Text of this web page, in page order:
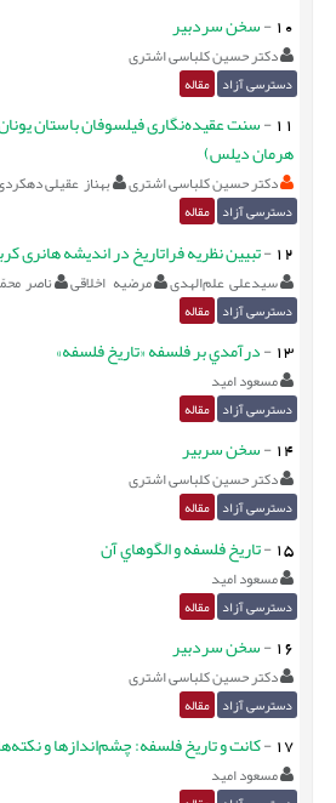
10
-سخن سردبیر
دکتر حسین کلباسی اشتری
دسترسی آزاد مقاله
11
-سنت عقیده‌نگاری فیلسوفان باستان یونان
هرمان ديلس)
دکتر حسین کلباسی اشتری بهناز عقیلی دهکردی
دسترسی آزاد مقاله
12
-تبیین نظریه فراتاریخ در اندیشه‌ هانری
سیدعلی علم‌الهدی مرضیه اخلاقی ناصر
دسترسی آزاد مقاله
13
-درآمدي بر فلسفه «تاريخ فلسفه»
مسعود امید
دسترسی آزاد مقاله
14
-سخن سربیر
دکتر حسین کلباسی اشتری
دسترسی آزاد مقاله
15
-تاریخ فلسفه و الگوهاي آن
مسعود امید
دسترسی آزاد مقاله
16
-سخن سردبیر
دکتر حسین کلباسی اشتری
دسترسی آزاد مقاله
17
-کانت و تاريخ فلسفه: چشم‌اندازها و نکته‌ها
مسعود امید